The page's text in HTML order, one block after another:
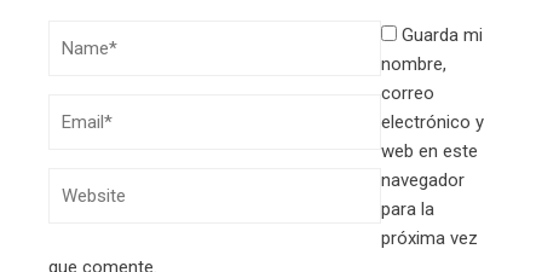
Guarda mi
nombre,
correo
electrónico y
web en este
navegador
para la
próxima vez
que comente.